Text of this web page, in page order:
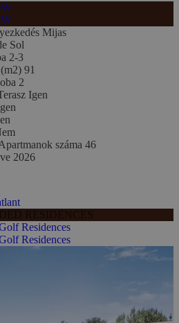
Mijas
Sol
2-3
91
2
Igen
46
2026
RESIDENCES